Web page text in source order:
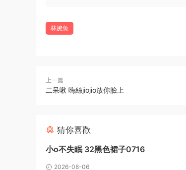
林婉魚
上一篇
二呆啾 嗨絲jiojio放你臉上
猜你喜歡
小o不失眠 32黑色裙子0716
2026-08-06